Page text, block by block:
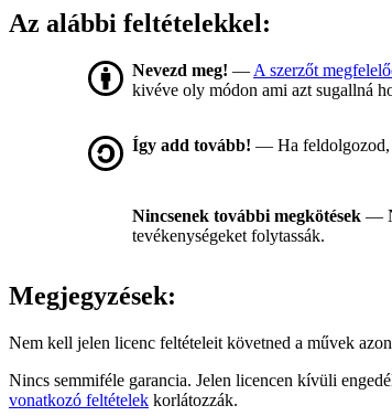
Az alábbi feltételekkel:
Nevezd meg! — A szerzőt
kivéve oly módon ami azt sugallná
Így add tovább! — Ha feldolgozod,
Nincsenek további megkötések —
tevékenységeket folytassák.
Megjegyzések:
Nem kell jelen licenc feltételeit követned a művek
Nincs semmiféle garancia. Jelen licencen kívüli
vonatkozó feltételek korlátozzák.